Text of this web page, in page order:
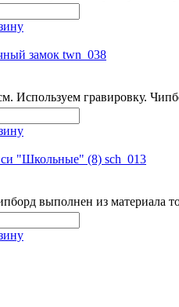
замок twn_038
Используем гравировку.
"Школьные" (8) sch_013
выполнен из материала